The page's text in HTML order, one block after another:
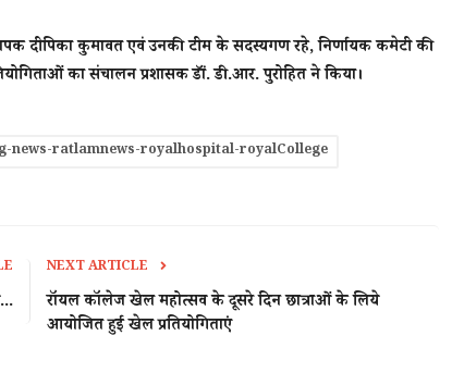
दीपिका कुमावत एवं उनकी टीम के सदस्यगण रहे, निर्णायक कमेटी की
का संचालन प्रशासक डाॅं. डी.आर. पुरोहित ने किया।
news-ratlamnews-royalhospital-royalCollege
NEXT ARTICLE
राॅयल काॅलेज खेल महोत्सव के दूसरे दिन छात्राओं के लिये
आयोजित हुई खेल प्रतियोगिताएं